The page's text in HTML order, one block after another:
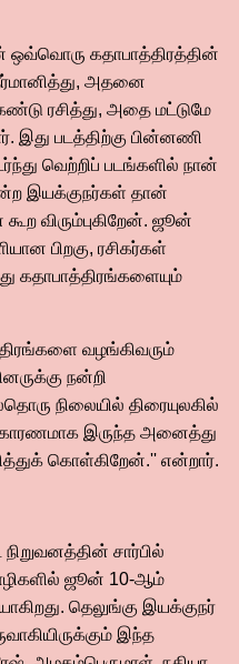
ஒவ்வொரு கதாபாத்திரத்தின்
அதனை
ரசித்து, அதை மட்டுமே
இது படத்திற்கு பின்னணி
வெற்றிப் படங்களில் நான்
இயக்குநர்கள் தான்
விரும்புகிறேன். ஜூன்
பிறகு, ரசிகர்கள்
கதாபாத்திரங்களையும்
வழங்கிவரும்
நன்றி
நிலையில் திரையுலகில்
இருந்த அனைத்து
கொள்கிறேன்.'' என்றார்.
சார்பில்
ஜூன் 10-ஆம்
தெலுங்கு இயக்குநர்
இந்த